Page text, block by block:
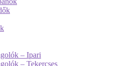
– Ipari
– Tekercses